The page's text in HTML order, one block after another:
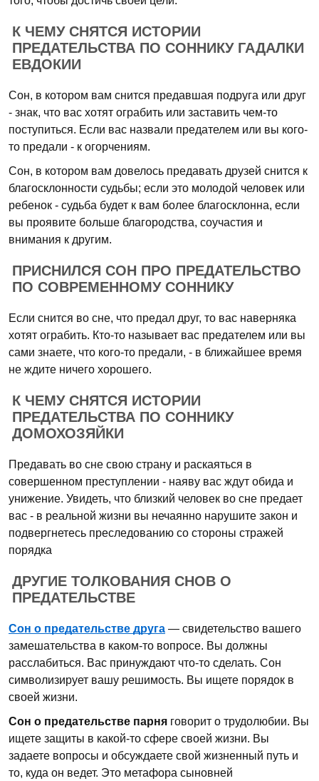
К ЧЕМУ СНЯТСЯ ИСТОРИИ
ПРЕДАТЕЛЬСТВА ПО СОННИКУ ГАДАЛКИ
ЕВДОКИИ
Сон, в котором вам снится предавшая подруга или друг
- знак, что вас хотят ограбить или заставить чем-то
поступиться. Если вас назвали предателем или вы кого-
то предали - к огорчениям.
Сон, в котором вам довелось предавать друзей снится к
благосклонности судьбы; если это молодой человек или
ребенок - судьба будет к вам более благосклонна, если
вы проявите больше благородства, соучастия и
внимания к другим.
ПРИСНИЛСЯ СОН ПРО ПРЕДАТЕЛЬСТВО
ПО СОВРЕМЕННОМУ СОННИКУ
Если снится во сне, что предал друг, то вас наверняка
хотят ограбить. Кто-то называет вас предателем или вы
сами знаете, что кого-то предали, - в ближайшее время
не ждите ничего хорошего.
К ЧЕМУ СНЯТСЯ ИСТОРИИ
ПРЕДАТЕЛЬСТВА ПО СОННИКУ
ДОМОХОЗЯЙКИ
Предавать во сне свою страну и раскаяться в
совершенном преступлении - наяву вас ждут обида и
унижение. Увидеть, что близкий человек во сне предает
вас - в реальной жизни вы нечаянно нарушите закон и
подвергнетесь преследованию со стороны стражей
порядка
ДРУГИЕ ТОЛКОВАНИЯ СНОВ О
ПРЕДАТЕЛЬСТВЕ
Сон о предательстве друга — свидетельство вашего
замешательства в каком-то вопросе. Вы должны
расслабиться. Вас принуждают что-то сделать. Сон
символизирует вашу решимость. Вы ищете порядок в
своей жизни.
Сон о предательстве парня говорит о трудолюбии. Вы
ищете защиты в какой-то сфере своей жизни. Вы
задаете вопросы и обсуждаете свой жизненный путь и
то, куда он ведет. Это метафора сыновней